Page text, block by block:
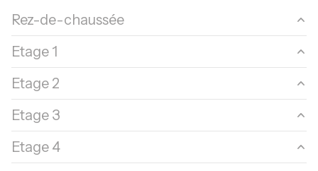
Rez-de-chaussée
chambre
Etage 1
chambre
Etage 2
chambre
Etage 3
chambre
Etage 4